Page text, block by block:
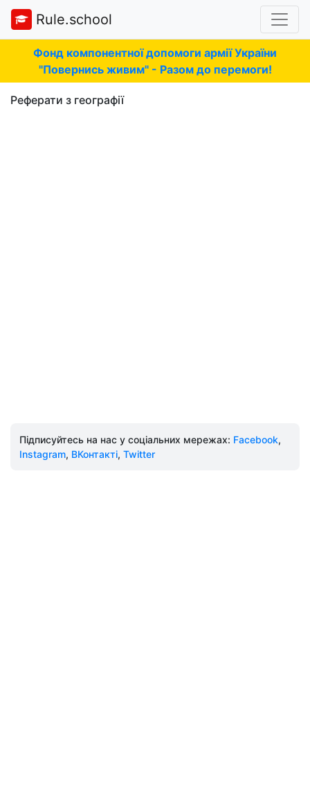
Rule.school
Фонд компонентної допомоги армії України
"Повернись живим" - Разом до перемоги!
Реферати з географії
Підписуйтесь на нас у соціальних мережах: Facebook,
Instagram, ВКонтакті, Twitter